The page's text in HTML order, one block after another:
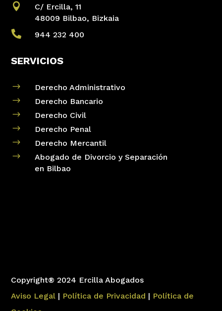

C/ Ercilla, 11
48009 Bilbao, Bizkaia
 944 232 400
SERVICIOS
$ Derecho Administrativo
$ Derecho Bancario
$ Derecho Civil
$ Derecho Penal
$ Derecho Mercantil
$
Abogado de Divorcio y Separación
en Bilbao
Copyright® 2024 Ercilla Abogados
Aviso Legal | Política de Privacidad | Política de